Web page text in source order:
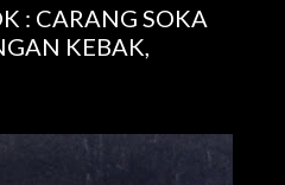
: CARANG SOKA
KEBAK,